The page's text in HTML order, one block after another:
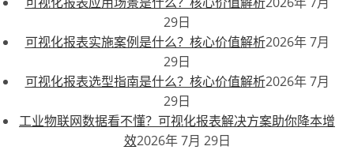
29日
可视化报表实施案例是什么？核心价值解析2026年 7月
29日
可视化报表选型指南是什么？核心价值解析2026年 7月
29日
工业物联网数据看不懂？可视化报表解决方案助你降本增
效2026年 7月 29日